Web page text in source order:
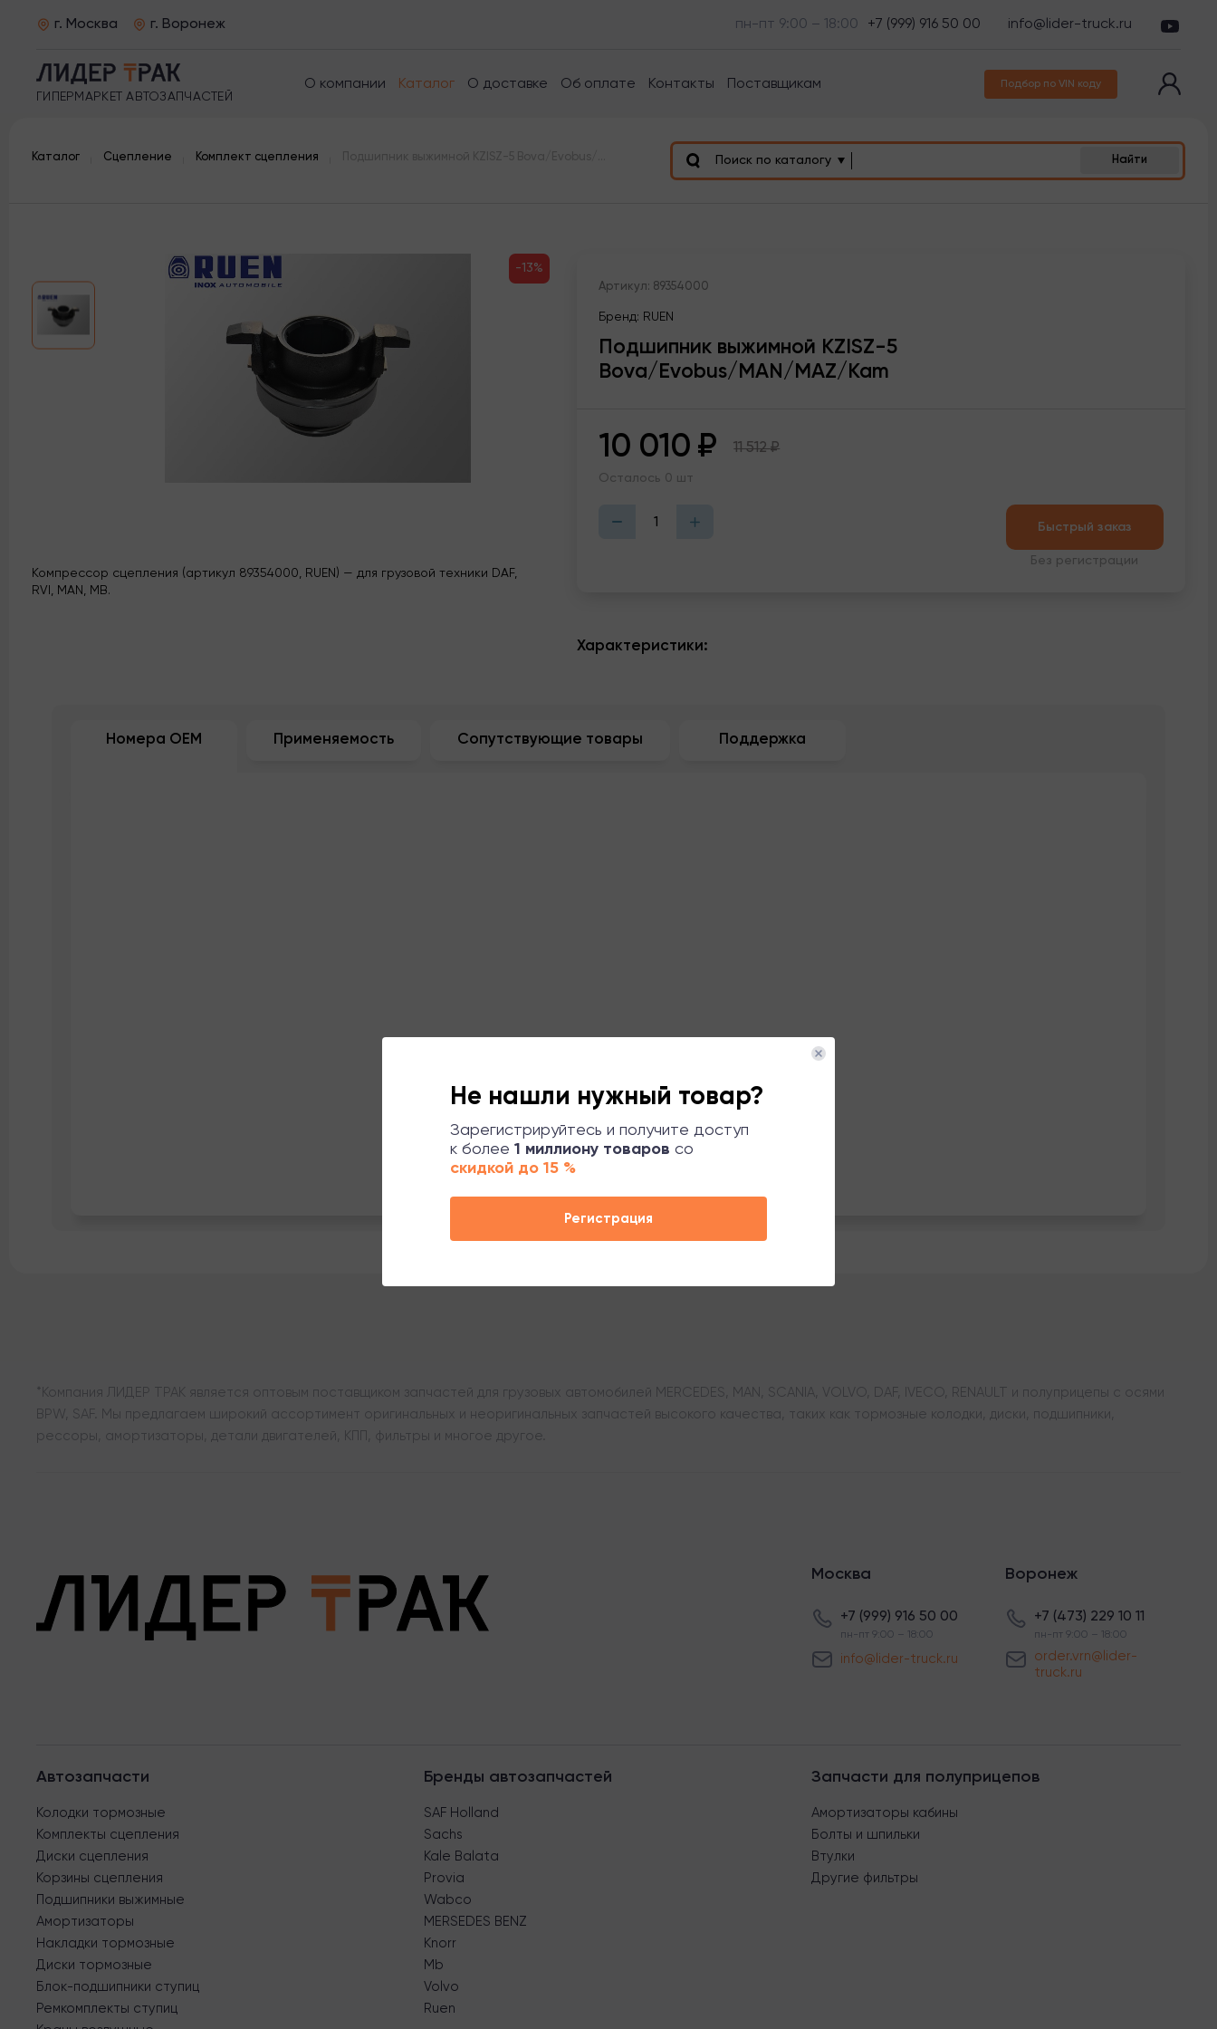
Не нашли нужный товар?
Зарегистрируйтесь и получите доступ
к более 1 миллиону товаров со
скидкой до 15 %
Регистрация
г. Москва г. Воронеж пн-пт 9:00 – 18:00 +7 (999) 916 50 00 info@lider-truck.ru
ГИПЕРМАРКЕТ АВТОЗАПЧАСТЕЙ
Подбор по VIN коду
О компании Каталог О доставке Об оплате Контакты Поставщикам
Каталог Сцепление Комплект сцепления Поиск по каталогу Найти
-13%
Компрессор сцепления (артикул 89354000, RUEN) — для грузовой техники DAF,
RVI, MAN, MB.
Характеристики:
Артикул: 89354000
Бренд: RUEN
Подшипник выжимной KZISZ-5
Bova/Evobus/MAN/MAZ/Kam
10 010 ₽ 11 512₽
Осталось 0 шт
Быстрый заказ
Без регистрации
Номера OEM Применяемость Сопутствующие товары Поддержка
*Компания ЛИДЕР ТРАК является оптовым поставщиком запчастей для грузовых автомобилей MERCEDES, MAN, SCANIA, VOLVO, DAF, IVECO, RENAULT и полуприцепы с осями
BPW, SAF. Мы предлагаем широкий ассортимент оригинальных и неоригинальных запчастей высокого качества, таких как тормозные колодки, диски, подшипники,
рессоры, амортизаторы, детали двигателей, КПП, фильтры и многое другое.
Москва
+7 (999) 916 50 00
пн-пт 9:00 – 18:00
info@lider-truck.ru
Воронеж
+7 (473) 229 10 11
пн-пт 9:00 – 18:00
order.vrn@lider-
truck.ru
Автозапчасти
Колодки тормозные
Комплекты сцепления
Диски сцепления
Корзины сцепления
Подшипники выжимные
Амортизаторы
Накладки тормозные
Диски тормозные
Блок-подшипники ступиц
Ремкомплекты ступиц
Бренды автозапчастей
SAF Holland
Sachs
Kale Balata
Provia
Wabco
MERSEDES BENZ
Knorr
Mb
Volvo
Ruen
Запчасти для полуприцепов
Амортизаторы кабины
Болты и шпильки
Втулки
Другие фильтры